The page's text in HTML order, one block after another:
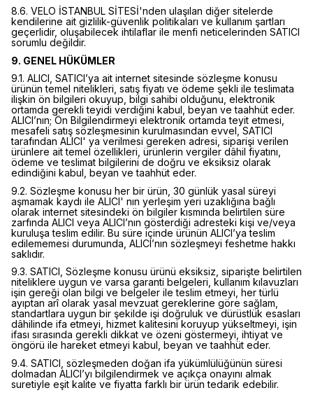
8.6. VELO İSTANBUL SİTESİ'nden ulaşılan diğer sitelerde
kendilerine ait gizlilik-güvenlik politikaları ve kullanım şartları
geçerlidir, oluşabilecek ihtilaflar ile menfi neticelerinden SATICI
sorumlu değildir.
9. GENEL HÜKÜMLER
9.1. ALICI, SATICI’ya ait internet sitesinde sözleşme konusu
ürünün temel nitelikleri, satış fiyatı ve ödeme şekli ile teslimata
ilişkin ön bilgileri okuyup, bilgi sahibi olduğunu, elektronik
ortamda gerekli teyidi verdiğini kabul, beyan ve taahhüt eder.
ALICI’nın; Ön Bilgilendirmeyi elektronik ortamda teyit etmesi,
mesafeli satış sözleşmesinin kurulmasından evvel, SATICI
tarafından ALICI' ya verilmesi gereken adresi, siparişi verilen
ürünlere ait temel özellikleri, ürünlerin vergiler dâhil fiyatını,
ödeme ve teslimat bilgilerini de doğru ve eksiksiz olarak
edindiğini kabul, beyan ve taahhüt eder.
9.2. Sözleşme konusu her bir ürün, 30 günlük yasal süreyi
aşmamak kaydı ile ALICI' nın yerleşim yeri uzaklığına bağlı
olarak internet sitesindeki ön bilgiler kısmında belirtilen süre
zarfında ALICI veya ALICI’nın gösterdiği adresteki kişi ve/veya
kuruluşa teslim edilir. Bu süre içinde ürünün ALICI’ya teslim
edilememesi durumunda, ALICI’nın sözleşmeyi feshetme hakkı
saklıdır.
9.3. SATICI, Sözleşme konusu ürünü eksiksiz, siparişte belirtilen
niteliklere uygun ve varsa garanti belgeleri, kullanım kılavuzları
işin gereği olan bilgi ve belgeler ile teslim etmeyi, her türlü
ayıptan arî olarak yasal mevzuat gereklerine göre sağlam,
standartlara uygun bir şekilde işi doğruluk ve dürüstlük esasları
dâhilinde ifa etmeyi, hizmet kalitesini koruyup yükseltmeyi, işin
ifası sırasında gerekli dikkat ve özeni göstermeyi, ihtiyat ve
öngörü ile hareket etmeyi kabul, beyan ve taahhüt eder.
9.4. SATICI, sözleşmeden doğan ifa yükümlülüğünün süresi
dolmadan ALICI’yı bilgilendirmek ve açıkça onayını almak
suretiyle eşit kalite ve fiyatta farklı bir ürün tedarik edebilir.